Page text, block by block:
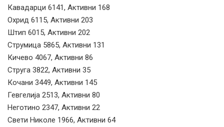
Кавадарци 6141, Активни 168
Охрид 6115, Активни 203
Штип 6015, Активни 202
Струмица 5865, Активни 131
Кичево 4067, Активни 86
Струга 3822, Активни 35
Кочани 3449, Активни 145
Гевгелија 2513, Активни 80
Неготино 2347, Активни 22
Свети Николе 1966, Активни 64